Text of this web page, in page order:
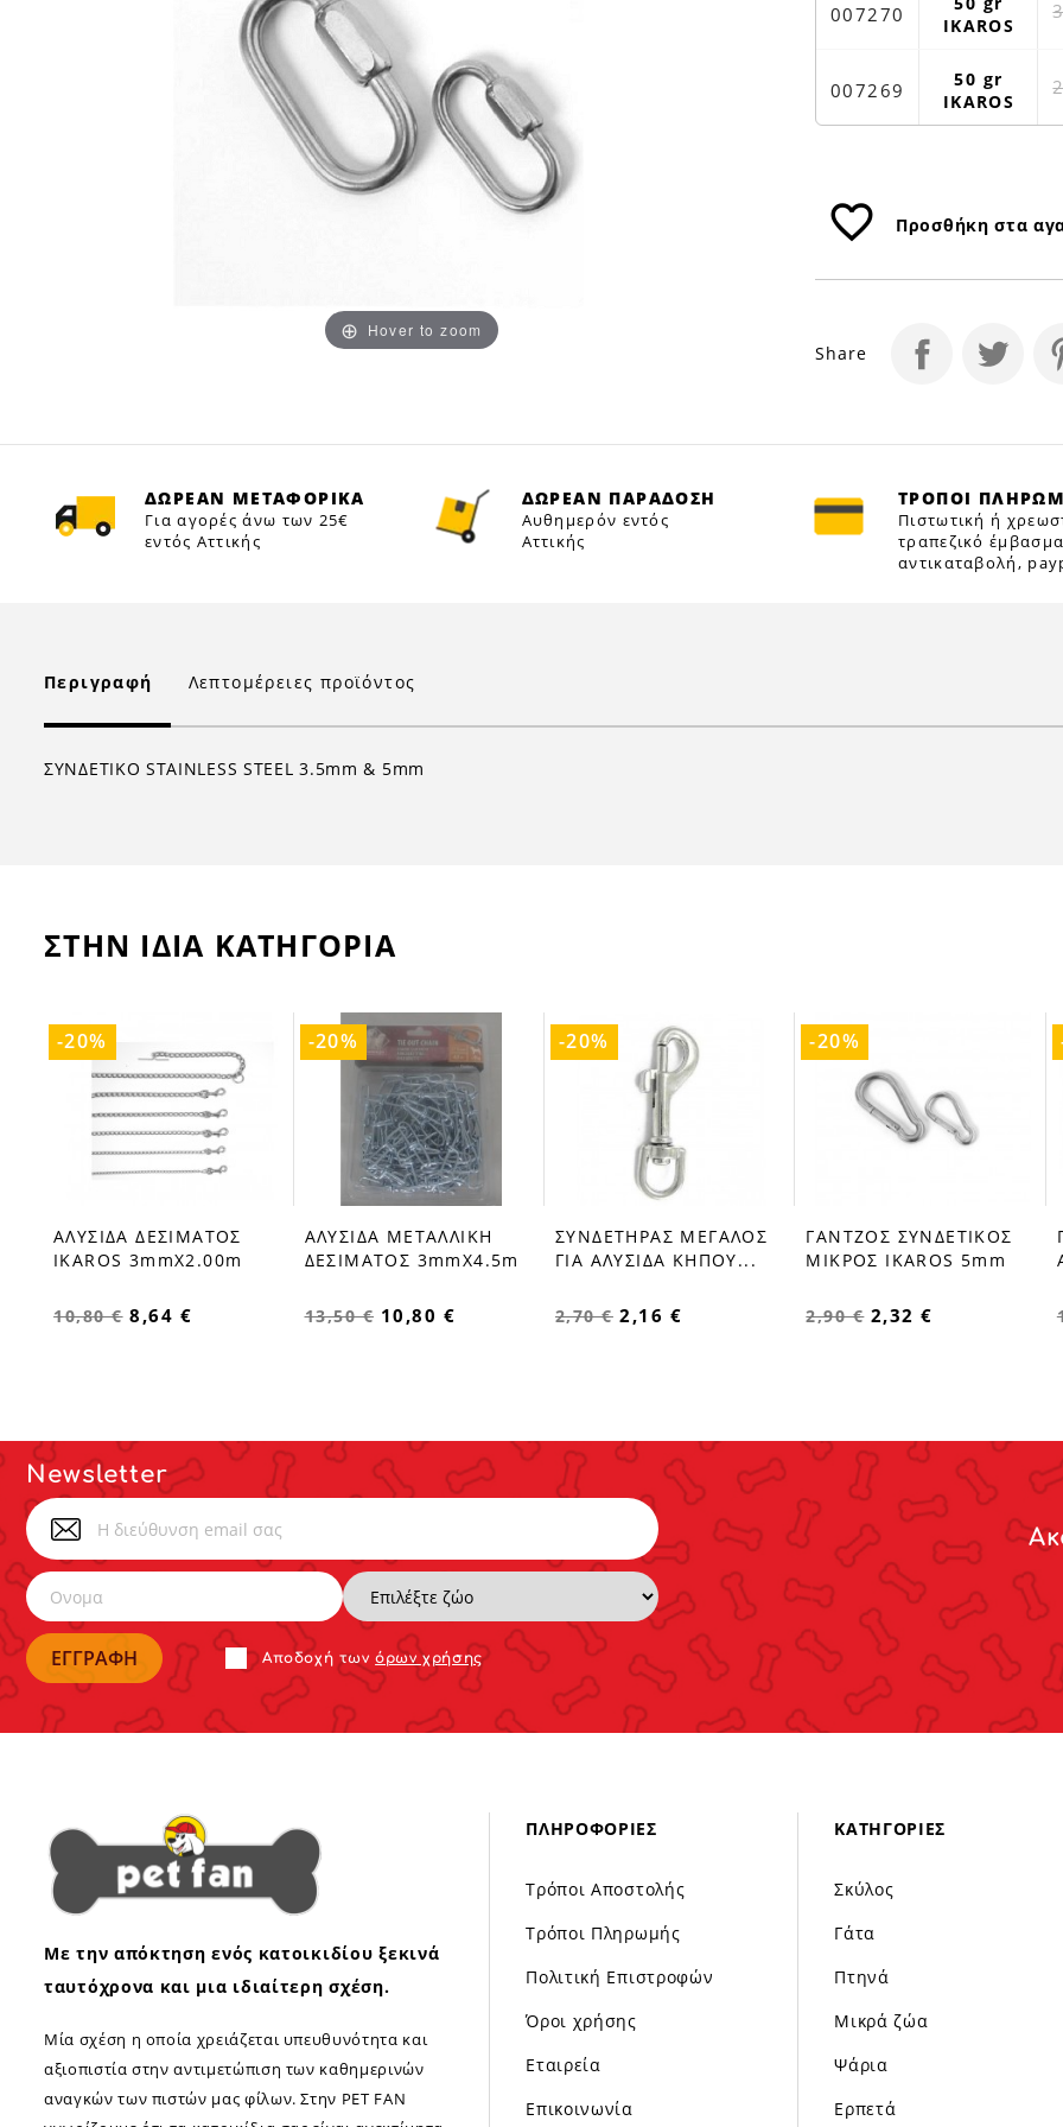
Hover to zoom
007270
IKAROS
007269
50 gr
IKAROS
favorite_border Προσθήκη στα
Share
ΔΩΡΕΑΝ ΜΕΤΑΦΟΡΙΚΑ
Για αγορές άνω των 25€
εντός Αττικής
ΔΩΡΕΑΝ ΠΑΡΑΔΟΣΗ
Αυθημερόν εντός
Αττικής
ΤΡΟΠΟΙ
Πιστωτική ή
τραπεζικό
αντικαταβολή,
Περιγραφή Λεπτομέρειες προϊόντος
ΣΥΝΔΕΤΙΚΟ STAINLESS STEEL 3.5mm & 5mm
ΣΤΗΝ ΙΔΙΑ ΚΑΤΗΓΟΡΙΑ
favorite_border
ΑΛΥΣΙΔΑ ΔΕΣΙΜΑΤΟΣ
IKAROS 3mmX2.00m
10,80 € 8,64 €
-20%
favorite_border
ΑΛΥΣΙΔΑ ΜΕΤΑΛΛΙΚΗ
ΔΕΣΙΜΑΤΟΣ 3mmX4.5m
13,50 € 10,80 €
-20%
favorite_border
ΣΥΝΔΕΤΗΡΑΣ ΜΕΓΑΛΟΣ
ΓΙΑ ΑΛΥΣΙΔΑ ΚΗΠΟΥ...
2,70 € 2,16 €
-20%
favorite_border
ΓΑΝΤΖΟΣ ΣΥΝΔΕΤΙΚΟΣ
ΜΙΚΡΟΣ IKAROS 5mm
2,90 € 2,32 €
-20%
Newsletter
Αποδoχή τωνόρων χρήσης
Με την απόκτηση ενός κατοικιδίου ξεκινά
ταυτόχρονα και μια ιδιαίτερη σχέση.
Μία σχέση η οποία χρειάζεται υπευθυνότητα και
αξιοπιστία στην αντιμετώπιση των καθημερινών
αναγκών των πιστών μας φίλων. Στην PET FAN
ΠΛΗΡΟΦΟΡΊΕΣ
Τρόποι Αποστολής
Τρόποι Πληρωμής
Πολιτική Επιστροφών
Όροι χρήσης
Εταιρεία
Επικοινωνία
ΚΑΤΗΓΟΡΊΕΣ
Σκύλος
Γάτα
Πτηνά
Μικρά ζώα
Ψάρια
Ερπετά